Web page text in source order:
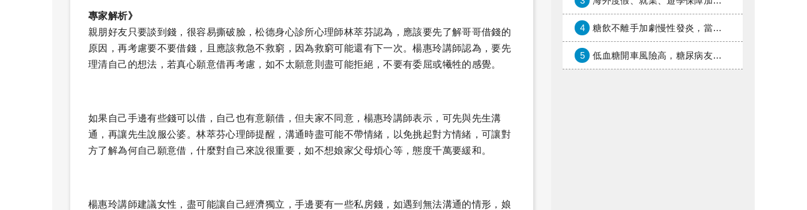
專家解析》
親朋好友只要談到錢，很容易撕破臉，松德身心診所心理師林萃芬認為，應該要先了解哥哥借錢的
原因，再考慮要不要借錢，且應該救急不救窮，因為救窮可能還有下一次。楊惠玲講師認為，要先
理清自己的想法，若真心願意借再考慮，如不太願意則盡可能拒絕，不要有委屈或犧牲的感覺。
如果自己手邊有些錢可以借，自己也有意願借，但夫家不同意，楊惠玲講師表示，可先與先生溝
通，再讓先生說服公婆。林萃芬心理師提醒，溝通時盡可能不帶情緒，以免挑起對方情緒，可讓對
方了解為何自己願意借，什麼對自己來說很重要，如不想娘家父母煩心等，態度千萬要緩和。
楊惠玲講師建議女性，盡可能讓自己經濟獨立，手邊要有一些私房錢，如遇到無法溝通的情形，娘
4 糖飲不離手加劇慢性發炎，當心老化與慢性病提早報到
5 低血糖開車風險高，糖尿病友上路必學的安全守則